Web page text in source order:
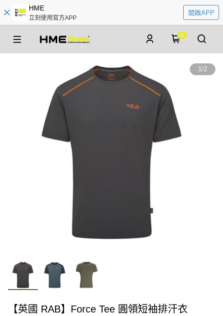
HME
立刻使用官方APP
開啟APP
0
1/2
【英國 RAB】Force Tee 圓領短袖排汗衣